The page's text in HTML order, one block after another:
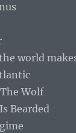
world
Wolf
Bearded